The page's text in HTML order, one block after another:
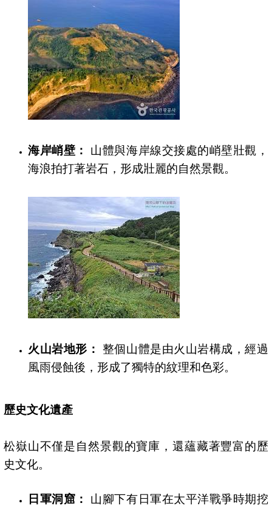
海岸峭壁：
山體與海岸線交接處的峭壁壯觀，
海浪拍打著岩石，形成壯麗的自然景觀。
火山岩地形：
整個山體是由火山岩構成，經過
風雨侵蝕後，形成了獨特的紋理和色彩。
歷史文化遺產
松嶽山不僅是自然景觀的寶庫，還蘊藏著豐富的歷
史文化。
日軍洞窟： 山腳下有日軍在太平洋戰爭時期挖